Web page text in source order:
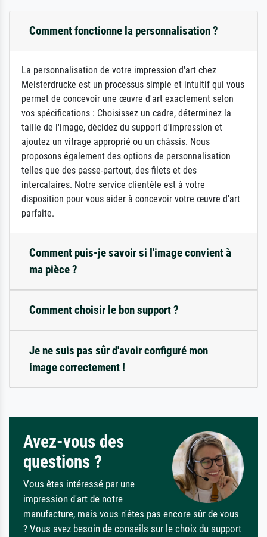
Comment fonctionne la personnalisation ?
La personnalisation de votre impression d'art chez
Meisterdrucke est un processus simple et intuitif qui vous
permet de concevoir une œuvre d'art exactement selon
vos spécifications : Choisissez un cadre, déterminez la
taille de l'image, décidez du support d'impression et
ajoutez un vitrage approprié ou un châssis. Nous
proposons également des options de personnalisation
telles que des passe-partout, des filets et des
intercalaires. Notre service clientèle est à votre
disposition pour vous aider à concevoir votre œuvre d'art
parfaite.
Comment puis-je savoir si l'image convient à
ma pièce ?
Comment choisir le bon support ?
Je ne suis pas sûr d'avoir configuré mon
image correctement !
Avez-vous des
questions ?
Vous êtes intéressé par une
impression d'art de notre
manufacture, mais vous n'êtes pas encore sûr de vous
? Vous avez besoin de conseils sur le choix du support